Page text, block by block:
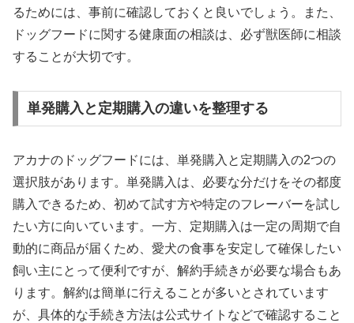
るためには、事前に確認しておくと良いでしょう。また、
ドッグフードに関する健康面の相談は、必ず獣医師に相談
することが大切です。
単発購入と定期購入の違いを整理する
アカナのドッグフードには、単発購入と定期購入の2つの
選択肢があります。単発購入は、必要な分だけをその都度
購入できるため、初めて試す方や特定のフレーバーを試し
たい方に向いています。一方、定期購入は一定の周期で自
動的に商品が届くため、愛犬の食事を安定して確保したい
飼い主にとって便利ですが、解約手続きが必要な場合もあ
ります。解約は簡単に行えることが多いとされています
が、具体的な手続き方法は公式サイトなどで確認すること